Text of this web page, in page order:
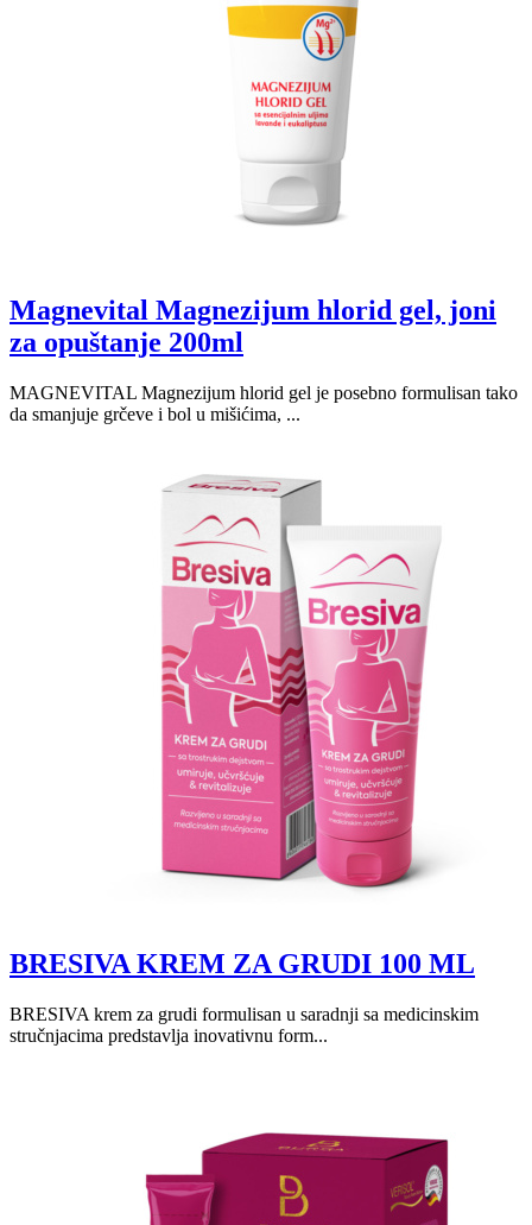
Magnevital Magnezijum hlorid gel, joni
za opuštanje 200ml
MAGNEVITAL Magnezijum hlorid gel je posebno formulisan tako
da smanjuje grčeve i bol u mišićima, ...
BRESIVA KREM ZA GRUDI 100 ML
BRESIVA krem za grudi formulisan u saradnji sa medicinskim
stručnjacima predstavlja inovativnu form...